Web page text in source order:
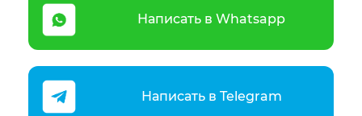
Написать в Whatsapp
Написать в Telegram